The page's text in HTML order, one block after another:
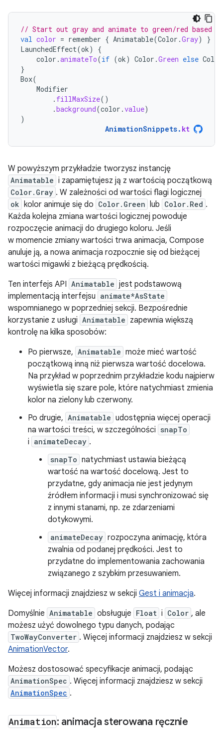
// Start out gray and animate to green/red based
val color = remember { Animatable(Color .Gray)
}
LaunchedEffect(ok)
{
color .animateTo(if (ok) Color .Green else Color
}
Box(
Modifier
. fillMaxSize()
.background(color .value)
)
AnimationSnippets. kt
W powyższym przykładzie tworzysz instancję
Animatable i zapamiętujesz ją z wartością początkową
Color.Gray . W zależności od wartości flagi logicznej
ok kolor animuje się do Color.Green lub Color.Red .
Każda kolejna zmiana wartości logicznej powoduje
rozpoczęcie animacji do drugiego koloru. Jeśli
w momencie zmiany wartości trwa animacja, Compose
anuluje ją, a nowa animacja rozpocznie się od bieżącej
wartości migawki z bieżącą prędkością.
Ten interfejs API Animatable jest podstawową
implementacją interfejsu animate*AsState
wspomnianego w poprzedniej sekcji. Bezpośrednie
korzystanie z usługi Animatable zapewnia większą
kontrolę na kilka sposobów:
Po pierwsze, Animatable może mieć wartość
początkową inną niż pierwsza wartość docelowa.
Na przykład w poprzednim przykładzie kodu najpierw
wyświetla się szare pole, które natychmiast zmienia
kolor na zielony lub czerwony.
Po drugie, Animatable udostępnia więcej operacji
na wartości treści, w szczególności snapTo
i animateDecay .
snapTo natychmiast ustawia bieżącą
wartość na wartość docelową. Jest to
przydatne, gdy animacja nie jest jedynym
źródłem informacji i musi synchronizować się
z innymi stanami, np. ze zdarzeniami
dotykowymi.
animateDecay rozpoczyna animację, która
zwalnia od podanej prędkości. Jest to
przydatne do implementowania zachowania
związanego z szybkim przesuwaniem.
Więcej informacji znajdziesz w sekcji Gest i animacja.
Domyślnie Animatable obsługuje Float i Color , ale
możesz użyć dowolnego typu danych, podając
TwoWayConverter . Więcej informacji znajdziesz w sekcji
AnimationVector.
Możesz dostosować specyfikacje animacji, podając
AnimationSpec . Więcej informacji znajdziesz w sekcji
AnimationSpec .
Animation: animacja sterowana ręcznie